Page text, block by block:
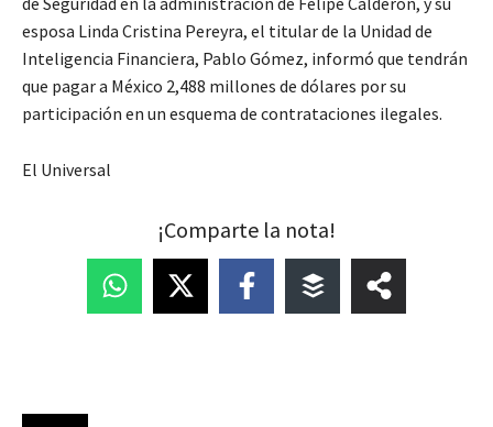
esposa Linda Cristina Pereyra, el titular de la Unidad de
Inteligencia Financiera, Pablo Gómez, informó que tendrán
que pagar a México 2,488 millones de dólares por su
participación en un esquema de contrataciones ilegales.
El Universal
¡Comparte la nota!